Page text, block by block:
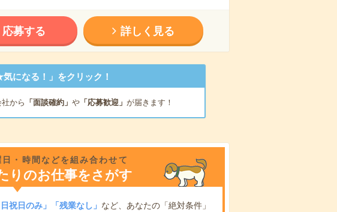
応募する 詳しく見る
になる！」をクリック！
から 「面談確約」 や「応募歓迎」 が届きます！
・時間などを組み合わせて
りのお仕事をさがす
日祝日のみ」「残業なし」 など、あなたの「絶対条件」